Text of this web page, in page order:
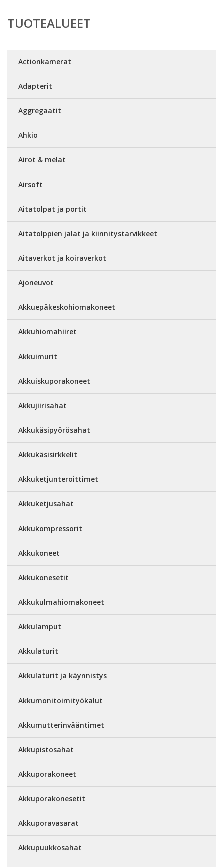
TUOTEALUEET
Actionkamerat
Adapterit
Aggregaatit
Ahkio
Airot & melat
Airsoft
Aitatolpat ja portit
Aitatolppien jalat ja kiinnitystarvikkeet
Aitaverkot ja koiraverkot
Ajoneuvot
Akkuepäkeskohiomakoneet
Akkuhiomahiiret
Akkuimurit
Akkuiskuporakoneet
Akkujiirisahat
Akkukäsipyörösahat
Akkukäsisirkkelit
Akkuketjunteroittimet
Akkuketjusahat
Akkukompressorit
Akkukoneet
Akkukonesetit
Akkukulmahiomakoneet
Akkulamput
Akkulaturit
Akkulaturit ja käynnistys
Akkumonitoimityökalut
Akkumutterinvääntimet
Akkupistosahat
Akkuporakoneet
Akkuporakonesetit
Akkuporavasarat
Akkupuukkosahat